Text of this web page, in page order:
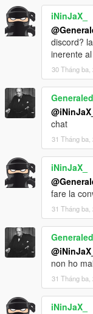
iNinJaX_
discord?
inerente
30 Tháng ba,
@iNinJaX_
chat
31 Tháng ba,
iNinJaX_
fare la
31 Tháng ba,
@iNinJaX_
non ho
31 Tháng ba,
iNinJaX_